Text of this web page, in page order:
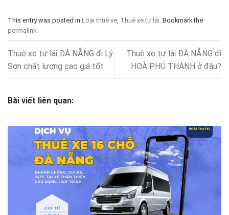
This entry was posted in Loại thuê xe, Thuê xe tự lái. Bookmark the
permalink.
Thuê xe tự lái ĐÀ NẴNG đi Lý
Sơn chất lượng cao giá tốt
Thuê xe tự lái ĐÀ NẴNG đi
HOÀ PHÚ THÀNH ở đâu?
Bài viết liên quan: